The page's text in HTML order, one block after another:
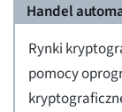
Handel
Rynki
pomocy